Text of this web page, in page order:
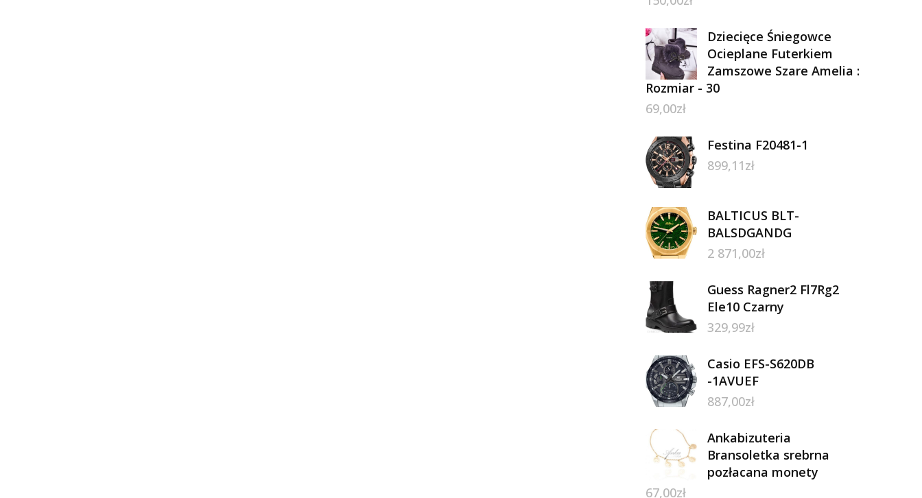
Dziecięce Śniegowce
Ocieplane Futerkiem
Zamszowe Szare Amelia :
Rozmiar - 30
69,00zł
Festina F20481-1
899,11zł
BALTICUS BLT-
BALSDGANDG
2 871,00zł
Guess Ragner2 Fl7Rg2
Ele10 Czarny
329,99zł
Casio EFS-S620DB
-1AVUEF
887,00zł
Ankabizuteria
Bransoletka srebrna
pozłacana monety
67,00zł